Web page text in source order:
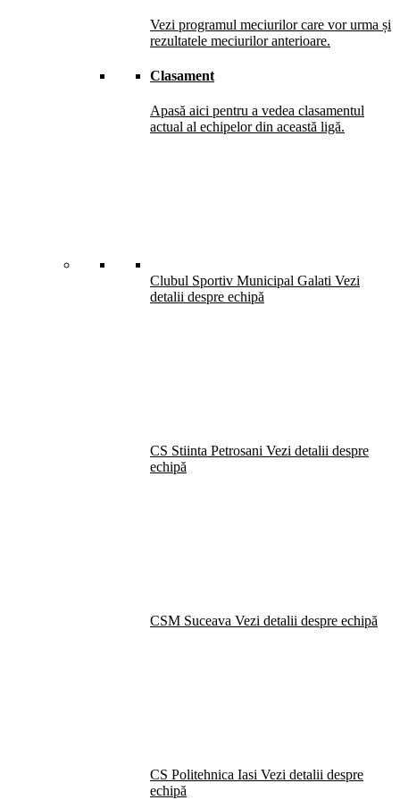
Vezi programul meciurilor care vor urma și
rezultatele meciurilor anterioare.
Clasament
Apasă aici pentru a vedea clasamentul
actual al echipelor din această ligă.
Clubul Sportiv Municipal Galati Vezi
detalii despre echipă
CS Stiinta Petrosani Vezi detalii despre
echipă
CSM Suceava Vezi detalii despre echipă
CS Politehnica Iasi Vezi detalii despre
echipă